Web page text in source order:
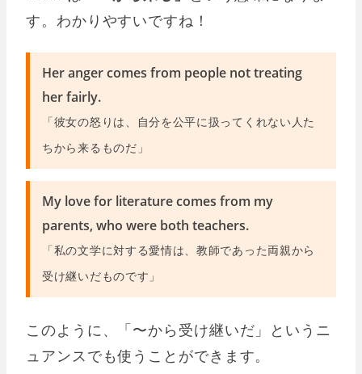
す。わかりやすいですね！
Her anger comes from people not treating
her fairly.
「彼女の怒りは、自分を公平に扱ってくれない人た
ちから来るものだ」
My love for literature comes from my
parents, who were both teachers.
「私の文学に対する愛情は、教師であった両親から
受け継いだものです」
このように、「〜から受け継いだ」というニ
ュアンスでも使うことができます。